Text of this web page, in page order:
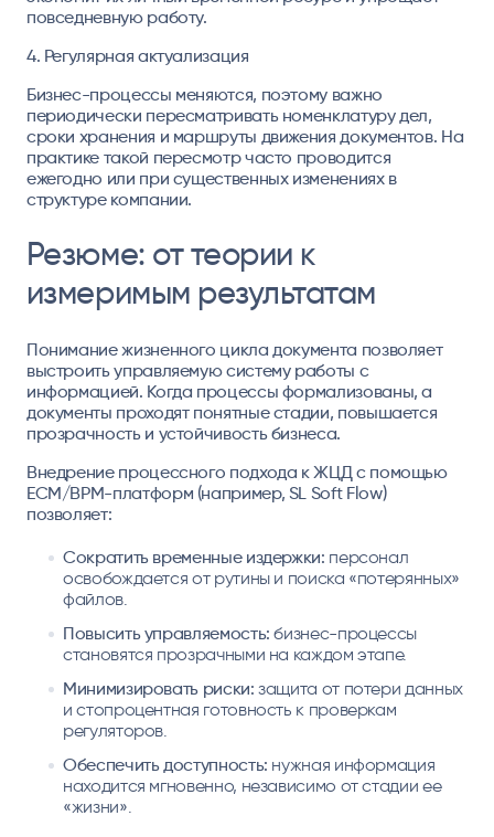
повседневную работу.
4. Регулярная актуализация
Бизнес-процессы меняются, поэтому важно
периодически пересматривать номенклатуру дел,
сроки хранения и маршруты движения документов. На
практике такой пересмотр часто проводится
ежегодно или при существенных изменениях в
структуре компании.
Резюме: от теории к
измеримым результатам
Понимание жизненного цикла документа позволяет
выстроить управляемую систему работы с
информацией. Когда процессы формализованы, а
документы проходят понятные стадии, повышается
прозрачность и устойчивость бизнеса.
Внедрение процессного подхода к ЖЦД с помощью
ECM/BPM-платформ (например, SL Soft Flow)
позволяет:
Сократить временные издержки: персонал
освобождается от рутины и поиска «потерянных»
файлов.
Повысить управляемость: бизнес-процессы
становятся прозрачными на каждом этапе.
Минимизировать риски: защита от потери данных
и стопроцентная готовность к проверкам
регуляторов.
Обеспечить доступность: нужная информация
находится мгновенно, независимо от стадии ее
«жизни».